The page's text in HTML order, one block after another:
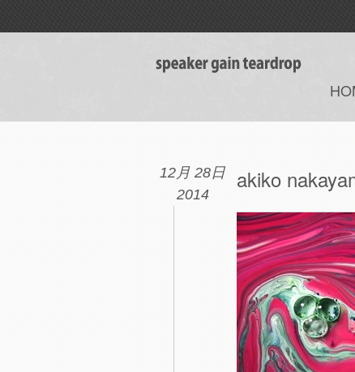
12月 28日
2014
akiko